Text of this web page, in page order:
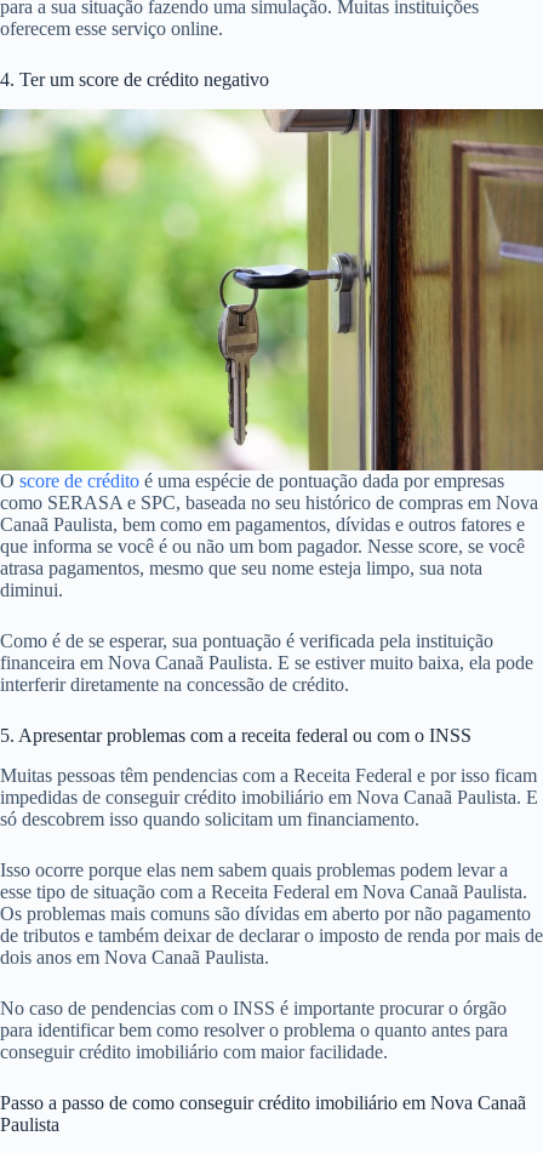
para a sua situação fazendo uma simulação. Muitas instituições
oferecem esse serviço online.
4. Ter um score de crédito negativo
O score de crédito é uma espécie de pontuação dada por empresas
como SERASA e SPC, baseada no seu histórico de compras em Nova
Canaã Paulista, bem como em pagamentos, dívidas e outros fatores e
que informa se você é ou não um bom pagador. Nesse score, se você
atrasa pagamentos, mesmo que seu nome esteja limpo, sua nota
diminui.
Como é de se esperar, sua pontuação é verificada pela instituição
financeira em Nova Canaã Paulista. E se estiver muito baixa, ela pode
interferir diretamente na concessão de crédito.
5. Apresentar problemas com a receita federal ou com o INSS
Muitas pessoas têm pendencias com a Receita Federal e por isso ficam
impedidas de conseguir crédito imobiliário em Nova Canaã Paulista. E
só descobrem isso quando solicitam um financiamento.
Isso ocorre porque elas nem sabem quais problemas podem levar a
esse tipo de situação com a Receita Federal em Nova Canaã Paulista.
Os problemas mais comuns são dívidas em aberto por não pagamento
de tributos e também deixar de declarar o imposto de renda por mais de
dois anos em Nova Canaã Paulista.
No caso de pendencias com o INSS é importante procurar o órgão
para identificar bem como resolver o problema o quanto antes para
conseguir crédito imobiliário com maior facilidade.
Passo a passo de como conseguir crédito imobiliário em Nova Canaã
Paulista